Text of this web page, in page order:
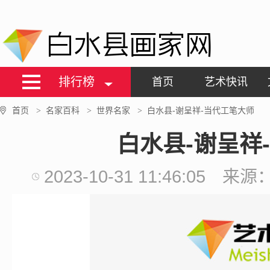
白水县画家网
排行榜 首页 艺术快讯
首页 > 名家百科 > 世界名家 > 白水县-谢呈祥-当代工笔大师
白水县-谢呈
2023-10-31 11:46:05 来源